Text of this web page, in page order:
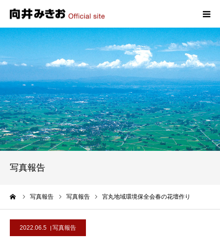
写真報告
写真報告 写真報告 宮丸地域環境保全会春の花壇作り
2022.06.5 写真報告
HOME
プロフィール
政策
活動報告